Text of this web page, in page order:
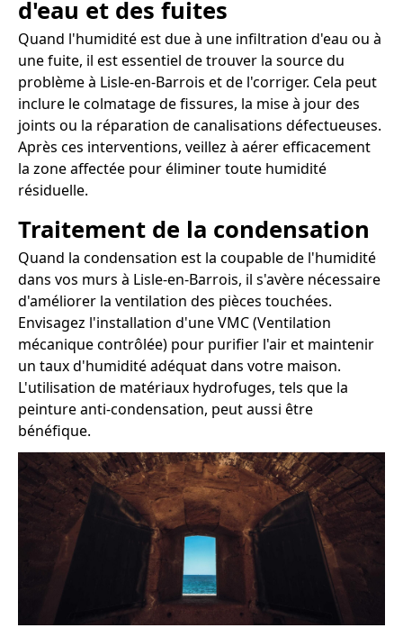
d'eau et des fuites
Quand l'humidité est due à une infiltration d'eau ou à
une fuite, il est essentiel de trouver la source du
problème à Lisle-en-Barrois et de l'corriger. Cela peut
inclure le colmatage de fissures, la mise à jour des
joints ou la réparation de canalisations défectueuses.
Après ces interventions, veillez à aérer efficacement
la zone affectée pour éliminer toute humidité
résiduelle.
Traitement de la condensation
Quand la condensation est la coupable de l'humidité
dans vos murs à Lisle-en-Barrois, il s'avère nécessaire
d'améliorer la ventilation des pièces touchées.
Envisagez l'installation d'une VMC (Ventilation
mécanique contrôlée) pour purifier l'air et maintenir
un taux d'humidité adéquat dans votre maison.
L'utilisation de matériaux hydrofuges, tels que la
peinture anti-condensation, peut aussi être
bénéfique.